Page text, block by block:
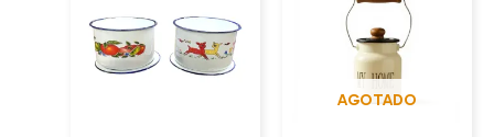
AGOTADO